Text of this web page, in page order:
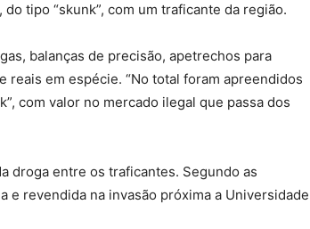
tipo “skunk”, com um traficante da região.
balanças de precisão, apetrechos para
em espécie. “No total foram apreendidos
com valor no mercado ilegal que passa dos
droga entre os traficantes. Segundo as
revendida na invasão próxima a Universidade